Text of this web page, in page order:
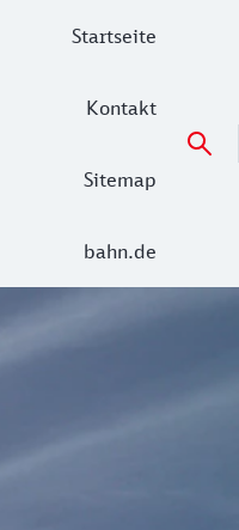
Startseite
Kontakt
Sitemap
bahn.de